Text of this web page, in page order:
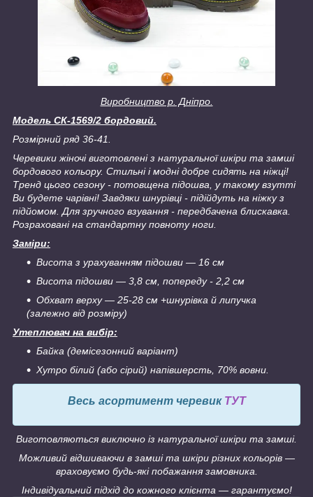
Виробництво р. Дніпро.
Модель СК-1569/2 бордовий.
Розмірний ряд 36-41.
Черевики жіночі виготовлені з натуральної шкіри та замші
бордового кольору. Стильні і модні добре сидять на ніжці!
Тренд цього сезону - потовщена підошва, у такому взутті
Ви будете чарівні! Завдяки шнурівці - підійдуть на ніжку з
підйомом. Для зручного взування - передбачена блискавка.
Розраховані на стандартну повноту ноги.
Заміри:
Висота з урахуванням підошви ― 16 см
Висота підошви ― 3,8 см, попереду - 2,2 см
Обхват верху ― 25-28 см +шнурівка й липучка
(залежно від розміру)
Утеплювач на вибір:
Байка (демісезонний варіант)
Хутро білий (або сірий) напівшерсть, 70% вовни.
Весь асортимент черевик ТУТ
Виготовляються виключно із натуральної шкіри та замші.
Можливий відшиваючи в замші та шкіри різних кольорів ―
враховуємо будь-які побажання замовника.
Індивідуальний підхід до кожного клієнта ― гарантуємо!